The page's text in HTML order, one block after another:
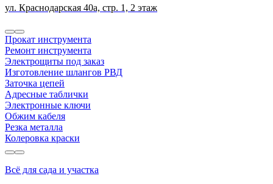
ул. Краснодарская 40а, стр. 1, 2 этаж
Прокат инструмента
Ремонт инструмента
Электрощиты под заказ
Изготовление шлангов РВД
Заточка цепей
Адресные таблички
Электронные ключи
Обжим кабеля
Резка металла
Колеровка краски
Всё для сада и участка